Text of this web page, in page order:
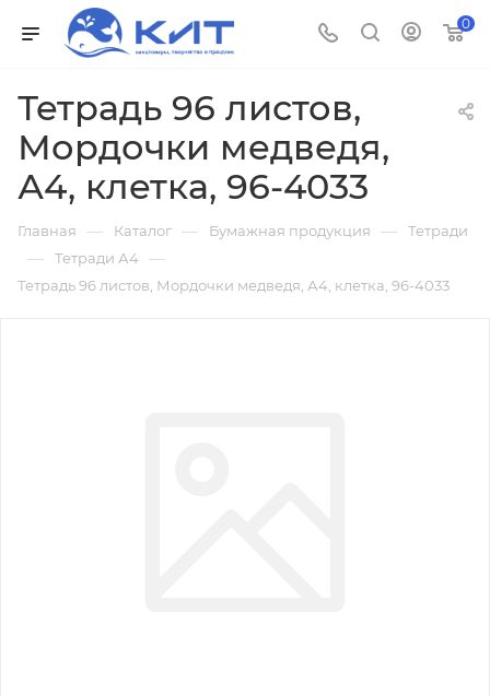
0
Тетрадь 96 листов,
Мордочки медведя,
А4, клетка, 96-4033
Главная — Каталог — Бумажная продукция — Тетради
— Тетради А4 —
Тетрадь 96 листов, Мордочки медведя, А4, клетка, 96-4033